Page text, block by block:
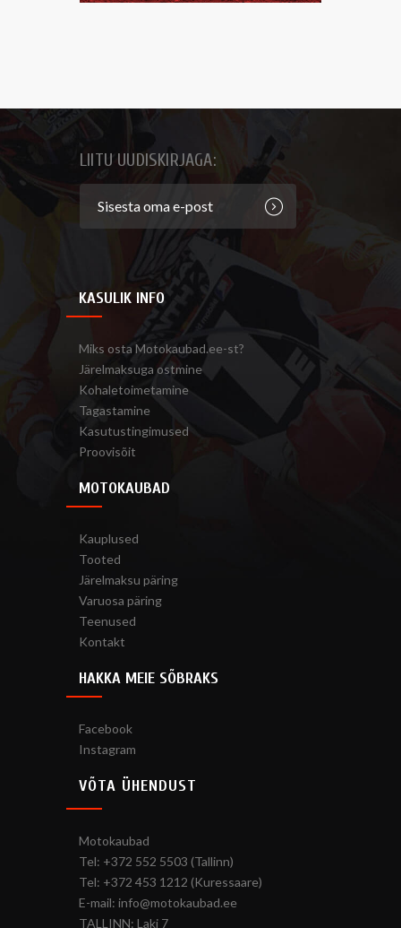
LIITU UUDISKIRJAGA:
KASULIK INFO
Miks osta Motokaubad.ee-st?
Järelmaksuga ostmine
Kohaletoimetamine
Tagastamine
Kasutustingimused
Proovisõit
MOTOKAUBAD
Kauplused
Tooted
Järelmaksu päring
Varuosa päring
Teenused
Kontakt
HAKKA MEIE SÕBRAKS
Facebook
Instagram
VÕTA ÜHENDUST
Motokaubad
Tel: +372 552 5503 (Tallinn)
Tel: +372 453 1212 (Kuressaare)
E-mail: info@motokaubad.ee
TALLINN: Laki 7